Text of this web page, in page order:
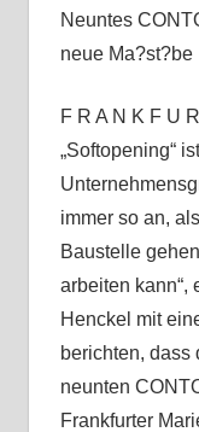
Neuntes
neue Ma?st?be
F R A N K F U
„Softopening“
immer so an,
Baustelle
arbeiten kann“,
Henckel mit
berichten, dass
neunten
Frankfurter